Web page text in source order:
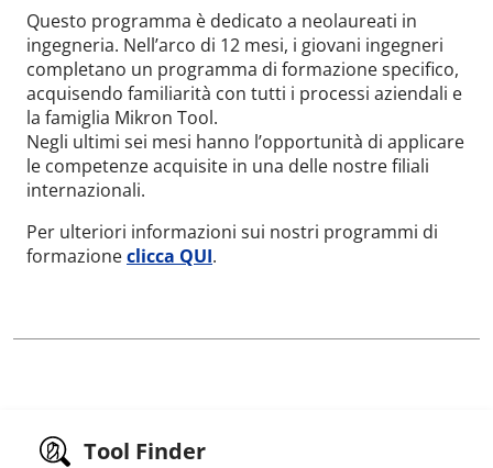
Questo programma è dedicato a neolaureati in
ingegneria. Nell’arco di 12 mesi, i giovani ingegneri
completano un programma di formazione specifico,
acquisendo familiarità con tutti i processi aziendali e
la famiglia Mikron Tool.
Negli ultimi sei mesi hanno l’opportunità di applicare
le competenze acquisite in una delle nostre filiali
internazionali.
Per ulteriori informazioni sui nostri programmi di
formazioneclicca QUI.
Tool Finder